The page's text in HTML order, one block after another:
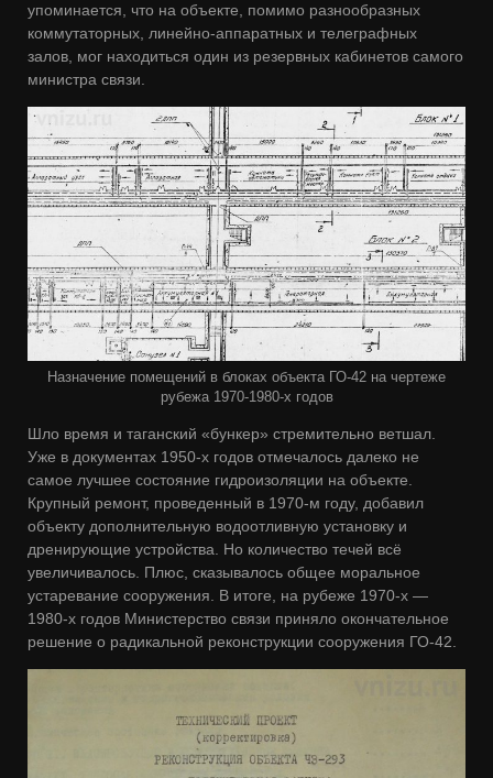
упоминается, что на объекте, помимо разнообразных
коммутаторных, линейно-аппаратных и телеграфных
залов, мог находиться один из резервных кабинетов самого
министра связи.
Назначение помещений в блоках объекта ГО-42 на чертеже
рубежа 1970-1980-х годов
Шло время и таганский «бункер» стремительно ветшал.
Уже в документах 1950-х годов отмечалось далеко не
самое лучшее состояние гидроизоляции на объекте.
Крупный ремонт, проведенный в 1970-м году, добавил
объекту дополнительную водоотливную установку и
дренирующие устройства. Но количество течей всё
увеличивалось. Плюс, сказывалось общее моральное
устаревание сооружения. В итоге, на рубеже 1970-х —
1980-х годов Министерство связи приняло окончательное
решение о радикальной реконструкции сооружения ГО-42.